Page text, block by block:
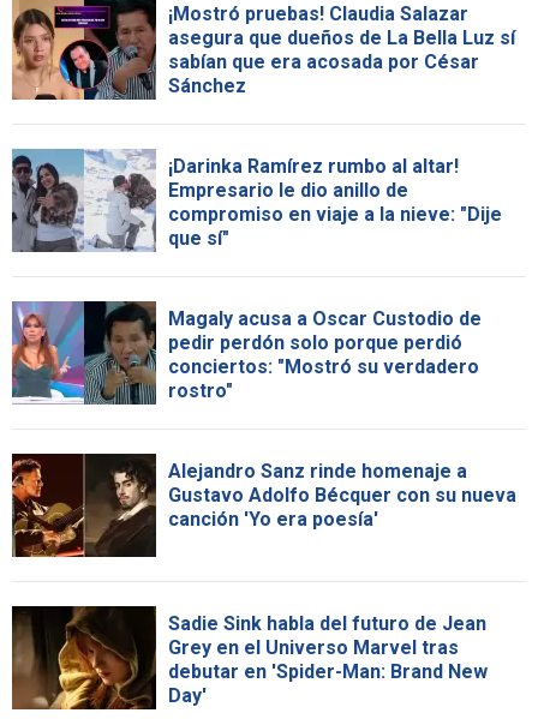
¡Mostró pruebas! Claudia Salazar
asegura que dueños de La Bella Luz sí
sabían que era acosada por César
Sánchez
¡Darinka Ramírez rumbo al altar!
Empresario le dio anillo de
compromiso en viaje a la nieve: "Dije
que sí"
Magaly acusa a Oscar Custodio de
pedir perdón solo porque perdió
conciertos: "Mostró su verdadero
rostro"
Alejandro Sanz rinde homenaje a
Gustavo Adolfo Bécquer con su nueva
canción 'Yo era poesía'
Sadie Sink habla del futuro de Jean
Grey en el Universo Marvel tras
debutar en 'Spider-Man: Brand New
Day'